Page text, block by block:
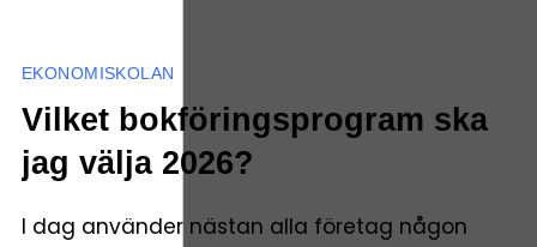
EKONOMISKOLAN
Vilket bokföringsprogram ska
jag välja 2026?
I dag använder nästan alla företag någon